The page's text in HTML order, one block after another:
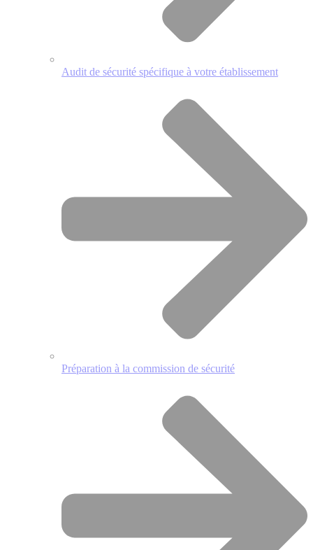
Audit de sécurité spécifique à votre établissement
Préparation à la commission de sécurité